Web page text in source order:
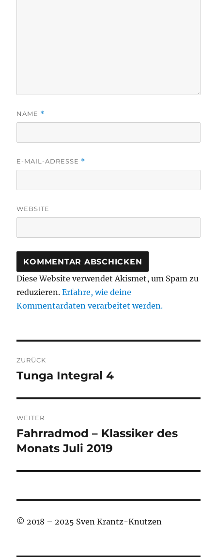
NAME *
E-MAIL-ADRESSE *
WEBSITE
Diese Website verwendet Akismet, um Spam zu
reduzieren.Erfahre, wie deine
Kommentardaten verarbeitet werden.
ZURÜCK
Vorheriger
Tunga Integral 4
WEITER
Nächster
Beitrag:
Fahrradmod – Klassiker des
Monats Juli 2019
© 2018 – 2025 Sven Krantz-Knutzen